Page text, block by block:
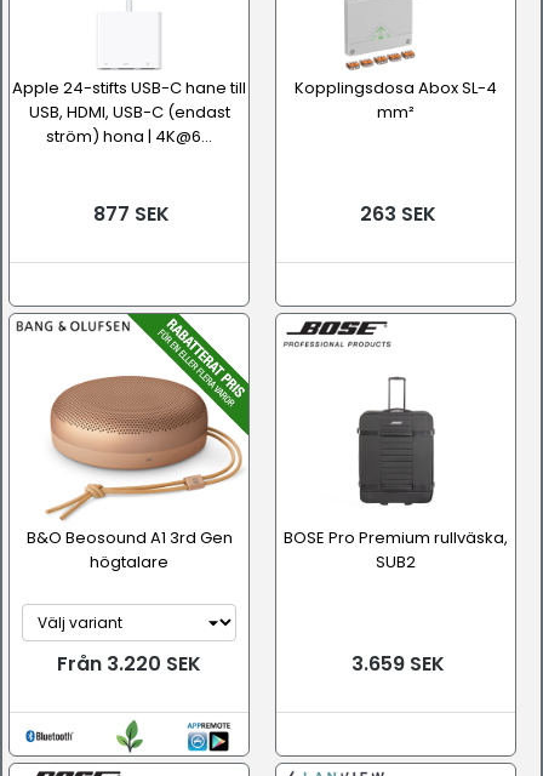
Apple 24-stifts USB-C hane till
USB, HDMI, USB-C (endast
ström) hona | 4K@6...
877 SEK
Kopplingsdosa Abox SL-4
mm²
263 SEK
B&O Beosound A1 3rd Gen
högtalare
Från 3.220 SEK
BOSE Pro Premium rullväska,
SUB2
3.659 SEK